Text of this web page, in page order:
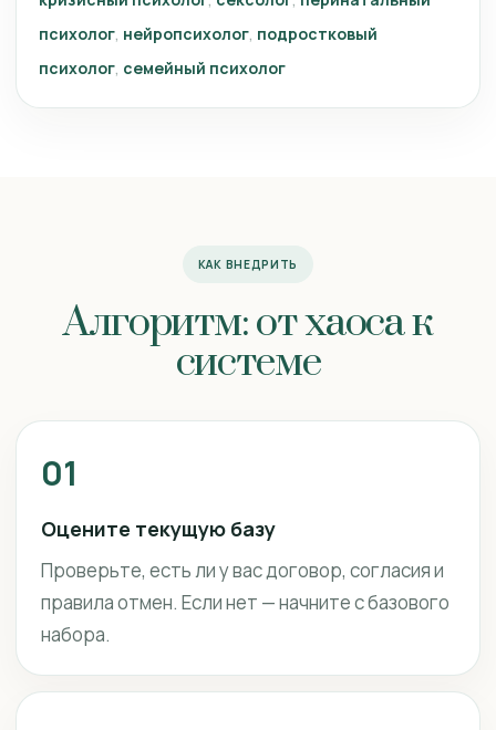
психолог нейропсихолог подростковый
психолог семейный психолог
КАК ВНЕДРИТЬ
Алгоритм: от хаоса к
системе
01
Оцените текущую базу
Проверьте, есть ли у вас договор, согласия и
правила отмен. Если нет — начните с базового
набора.